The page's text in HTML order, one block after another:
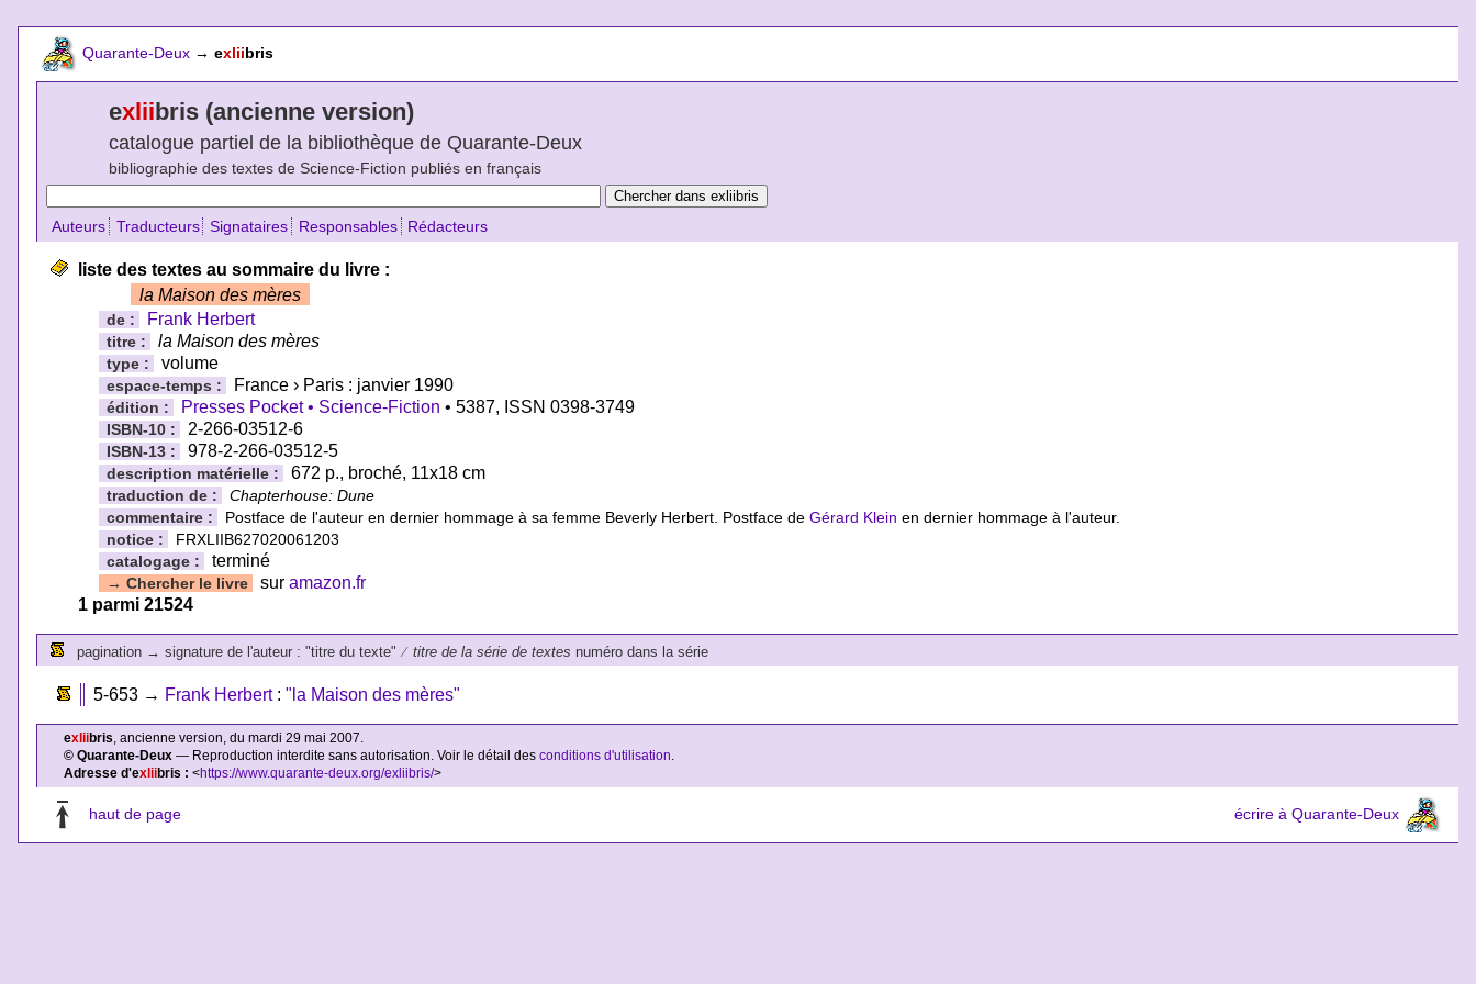
Quarante-Deux → exliibris
exliibris (ancienne version)
catalogue partiel de la bibliothèque de Quarante-Deux
bibliographie des textes de Science-Fiction publiés en français
Auteurs Traducteurs Signataires Responsables Rédacteurs
liste des textes au sommaire du livre :
la Maison des mères
de : Frank Herbert
titre : la Maison des mères
type : volume
espace-temps : France › Paris : janvier 1990
édition : Presses Pocket • Science-Fiction • 5387, ISSN 0398-3749
ISBN-10 : 2-266-03512-6
ISBN-13 : 978-2-266-03512-5
description matérielle : 672 p., broché, 11x18 cm
traduction de :
Chapterhouse: Dune
commentaire :
Postface de l'auteur en dernier hommage à sa femme Beverly Herbert. Postface deGérard Klein en dernier hommage à l'auteur.
notice :
FRXLIIB627020061203
catalogage :
terminé
→ Chercher le livre suramazon.fr
1 parmi 21524
pagination → signature de l'auteur : "titre du texte" ⁄ titre de la série de textes numéro dans la série
5-653 → Frank Herbert: "la Maison des mères"
exliibris , ancienne version, du mardi 29 mai 2007.
© Quarante-Deux — Reproduction interdite sans autorisation. Voir le détail desconditions d'utilisation
Adresse d'exliibris :<https://www.quarante-deux.org/exliibris/>
haut de page écrire à Quarante-Deux